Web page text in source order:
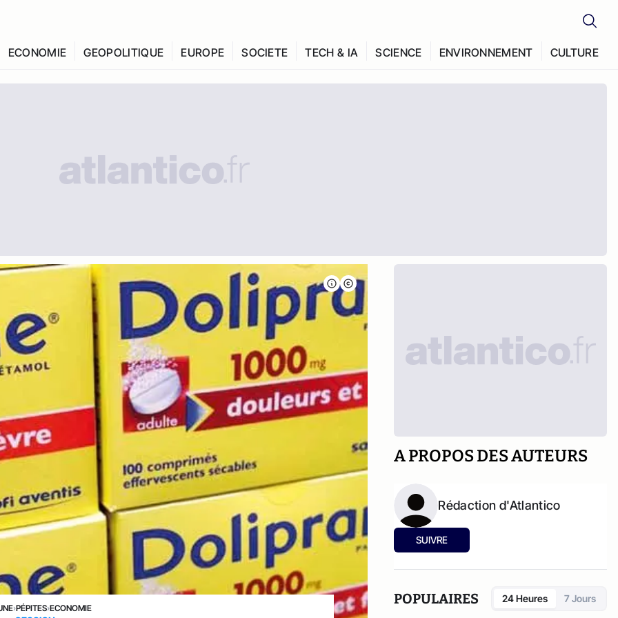
ECONOMIE GEOPOLITIQUE EUROPE SOCIETE TECH & IA SCIENCE ENVIRONNEMENT CULTURE
›PÉPITES›ECONOMIE
A PROPOS DES AUTEURS
Rédaction d'Atlantico
SUIVRE
POPULAIRES 24 Heures 7 Jours